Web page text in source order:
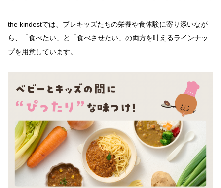
the kindestでは、プレキッズたちの栄養や食体験に寄り添いなが
ら、「食べたい」と「食べさせたい」の両方を叶えるラインナッ
プを用意しています。